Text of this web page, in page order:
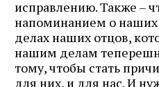
исправлению. Также –
напоминанием о наших
делах наших отцов,
нашим делам
тому, чтобы стать
для них, и для нас. И